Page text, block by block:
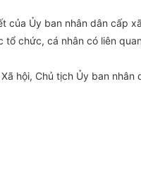
của Ủy ban nhân dân cấp
tổ chức, cá nhân có liên
hội, Chủ tịch Ủy ban